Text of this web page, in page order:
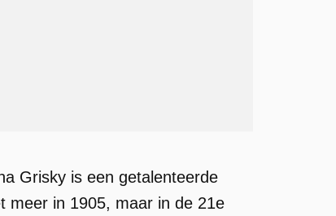
Grisky is een getalenteerde
meer in 1905, maar in de 21e